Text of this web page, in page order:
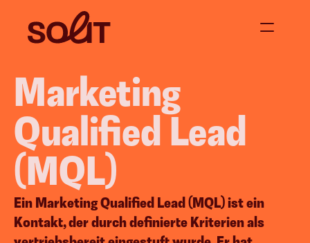
Projekte
Über uns
Blog
Jetzt anfragen
Marketing
Qualified Lead
(MQL)
Ein Marketing Qualified Lead (MQL) ist ein
Kontakt, der durch definierte Kriterien als